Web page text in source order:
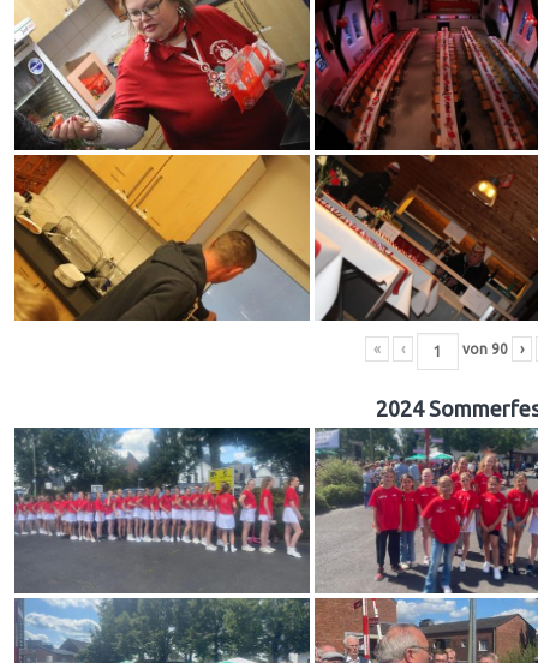
« ‹ von 90 ›
2024